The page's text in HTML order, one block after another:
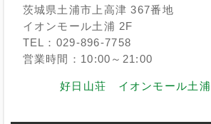
茨城県土浦市上高津 367番地
イオンモール土浦 2F
TEL：029-896-7758
営業時間：10:00～21:00
好日山荘 イオンモール土浦